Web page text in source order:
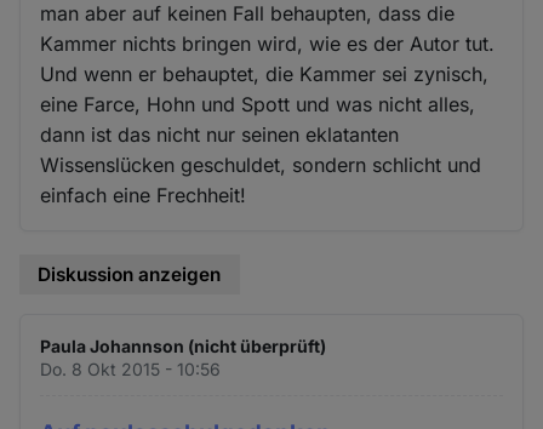
man aber auf keinen Fall behaupten, dass die
Kammer nichts bringen wird, wie es der Autor tut.
Und wenn er behauptet, die Kammer sei zynisch,
eine Farce, Hohn und Spott und was nicht alles,
dann ist das nicht nur seinen eklatanten
Wissenslücken geschuldet, sondern schlicht und
einfach eine Frechheit!
Diskussion anzeigen
Paula Johannson (nicht überprüft)
Do. 8 Okt 2015 - 10:56